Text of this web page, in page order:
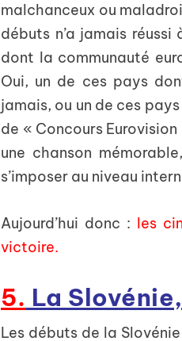
malchanceux ou
débuts n’a jamais
dont la communauté
Oui, un de ces pays
jamais, ou un de ces
de « Concours
une chanson
s’imposer au niveau
Aujourd’hui donc : les
victoire.
5. La
Les débuts de la